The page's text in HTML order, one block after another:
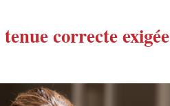
tenue correcte exigée